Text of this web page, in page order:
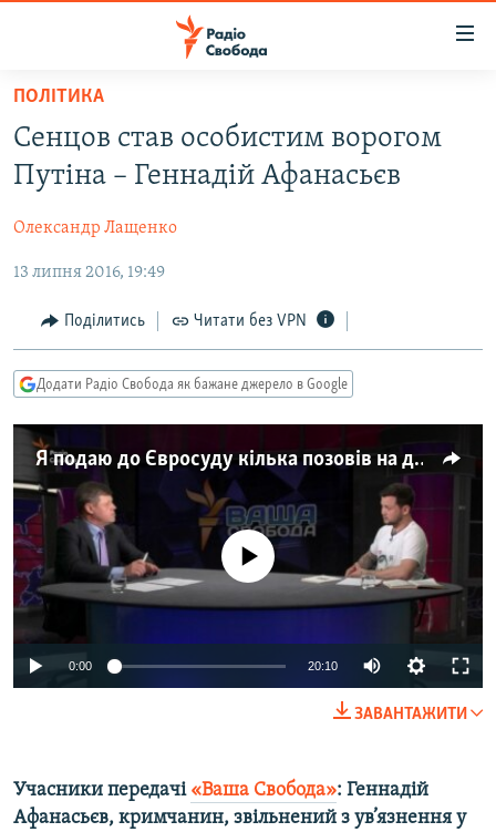
Перейти
основного
матеріалу
Перейти
до
навігації
Перейти
пошуку
РАДІО СВОБОДА – 70 РОКІВ
ВСЕ ЗА ДОБУ
СТАТТІ
ПОЛІТИКА
ЕКОНОМІКА
СУСПІЛЬСТВО
СПОРТ
УКРАЇНА
СВІТ
ВІЙНА
РОСІЙСЬКА «ФІЛЬТРАЦІЯ»
ДОНБАС.РЕАЛІЇ
КРИМ.РЕАЛІЇ
ТИ ЯК?
СХЕМИ
КИТАЙ.ВИКЛИКИ
МУЛЬТИМЕДІА
ФОТО
СПЕЦПРОЄКТИ
ПОДКАСТИ
КТАТ
ПОЛІТИКА
Сенцов став особистим ворогом
Путіна – Геннадій Афанасьєв
Олександр Лащенко
13 липня 2016, 19:49
Поділитись Читати без VPN
Додати Радіо Свобода як бажане джерело в Google
Я подаю до Євросуду кілька позовів на дії Росії – Геннадій Афанасьєв
No media source currently available
0:00 20:10
ЗАВАНТАЖИТИ
Учасники передачі «Ваша Свобода»: Геннадій
Афанасьєв, кримчанин, звільнений з ув’язнення у